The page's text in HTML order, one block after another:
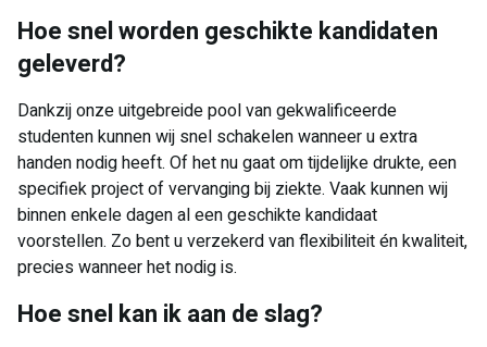
Hoe snel worden geschikte kandidaten
geleverd?
Dankzij onze uitgebreide pool van gekwalificeerde
studenten kunnen wij snel schakelen wanneer u extra
handen nodig heeft. Of het nu gaat om tijdelijke drukte, een
specifiek project of vervanging bij ziekte. Vaak kunnen wij
binnen enkele dagen al een geschikte kandidaat
voorstellen. Zo bent u verzekerd van flexibiliteit én kwaliteit,
precies wanneer het nodig is.
Hoe snel kan ik aan de slag?